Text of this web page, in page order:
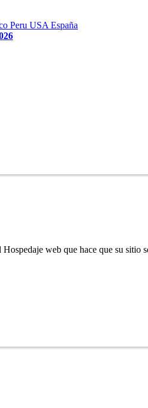
Peru USA España
Hospedaje web que hace que su sitio